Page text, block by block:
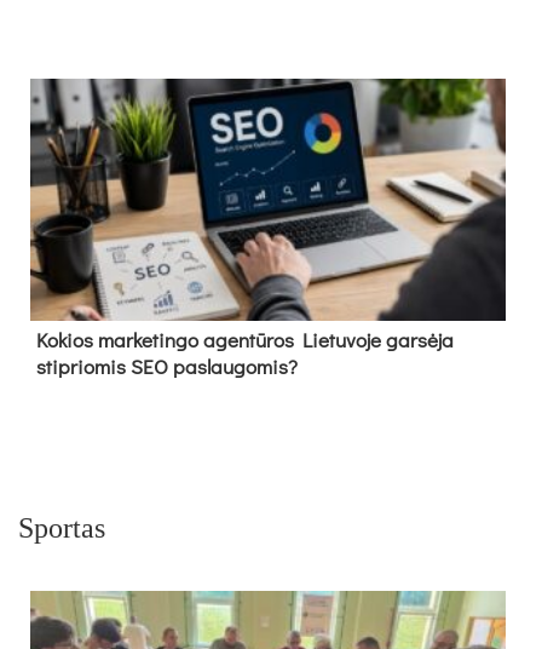
Kokios marketingo agentūros Lietuvoje garsėja
stipriomis SEO paslaugomis?
Sportas